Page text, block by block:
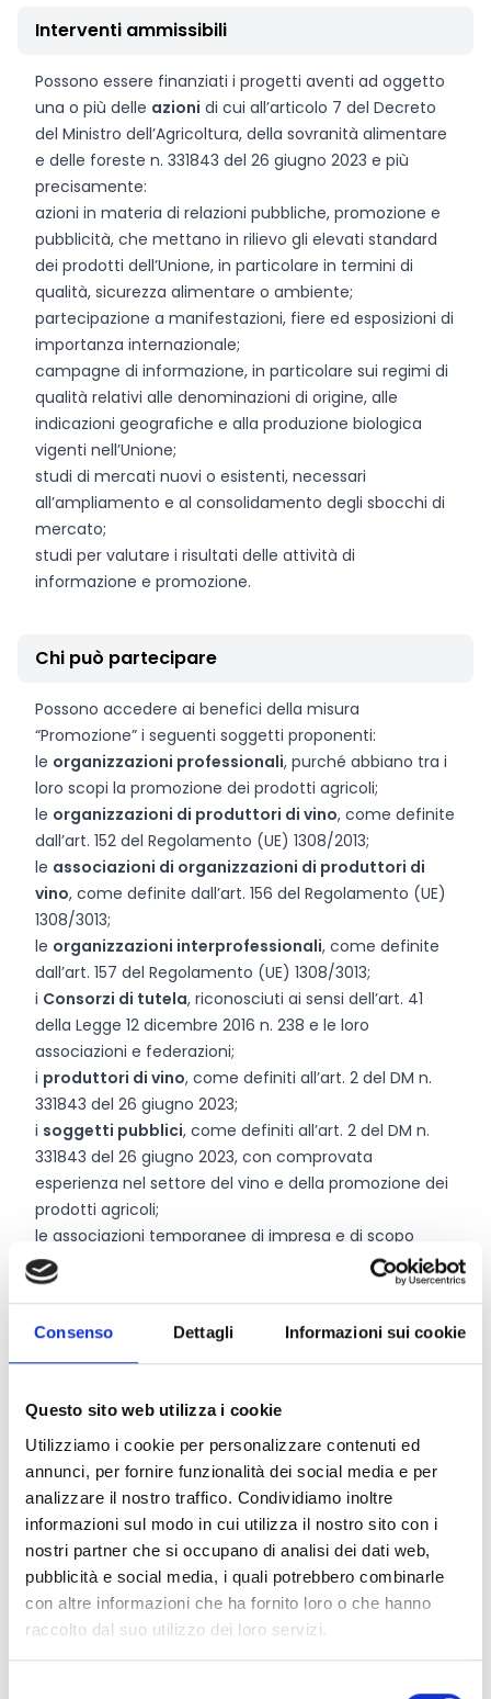
Consenso Dettagli Informazioni sui cookie
Questo sito web utilizza i cookie
Utilizziamo i cookie per personalizzare contenuti ed
annunci, per fornire funzionalità dei social media e per
analizzare il nostro traffico. Condividiamo inoltre
informazioni sul modo in cui utilizza il nostro sito con i
nostri partner che si occupano di analisi dei dati web,
pubblicità e social media, i quali potrebbero combinarle
con altre informazioni che ha fornito loro o che hanno
raccolto dal suo utilizzo dei loro servizi.
Interventi ammissibili
Possono essere finanziati i progetti aventi ad oggetto
una o più delle azioni di cui all’articolo 7 del Decreto
del Ministro dell’Agricoltura, della sovranità alimentare
e delle foreste n. 331843 del 26 giugno 2023 e più
precisamente:
azioni in materia di relazioni pubbliche, promozione e
pubblicità, che mettano in rilievo gli elevati standard
dei prodotti dell’Unione, in particolare in termini di
qualità, sicurezza alimentare o ambiente;
partecipazione a manifestazioni, fiere ed esposizioni di
importanza internazionale;
campagne di informazione, in particolare sui regimi di
qualità relativi alle denominazioni di origine, alle
indicazioni geografiche e alla produzione biologica
vigenti nell’Unione;
studi di mercati nuovi o esistenti, necessari
all’ampliamento e al consolidamento degli sbocchi di
mercato;
studi per valutare i risultati delle attività di
informazione e promozione.
Chi può partecipare
Possono accedere ai benefici della misura
“Promozione” i seguenti soggetti proponenti:
le organizzazioni professionali, purché abbiano tra i
loro scopi la promozione dei prodotti agricoli;
le organizzazioni di produttori di vino, come definite
dall’art. 152 del Regolamento (UE) 1308/2013;
le associazioni di organizzazioni di produttori di
vino, come definite dall’art. 156 del Regolamento (UE)
1308/3013;
le organizzazioni interprofessionali, come definite
dall’art. 157 del Regolamento (UE) 1308/3013;
i Consorzi di tutela, riconosciuti ai sensi dell’art. 41
della Legge 12 dicembre 2016 n. 238 e le loro
associazioni e federazioni;
i produttori di vino, come definiti all’art. 2 del DM n.
331843 del 26 giugno 2023;
i soggetti pubblici, come definiti all’art. 2 del DM n.
331843 del 26 giugno 2023, con comprovata
esperienza nel settore del vino e della promozione dei
prodotti agricoli;
le associazioni temporanee di impresa e di scopo
costituende o costituite dai soggetti di cui alle lettere
a), b), c), d), e), f) e g) e i) che assicurino l’attuazione
i consorzi, le associazioni, le federazioni e le società
cooperative, a condizione che tutti i partecipanti al
proponenti di cui alle precedenti lett. a), e), f), e g);
le reti d’impresa, composte da soggetti di cui alla
precedente lettera f).
Entità del contributo
La dotazione finanziaria complessiva ammonta a
2.400.411 Euro